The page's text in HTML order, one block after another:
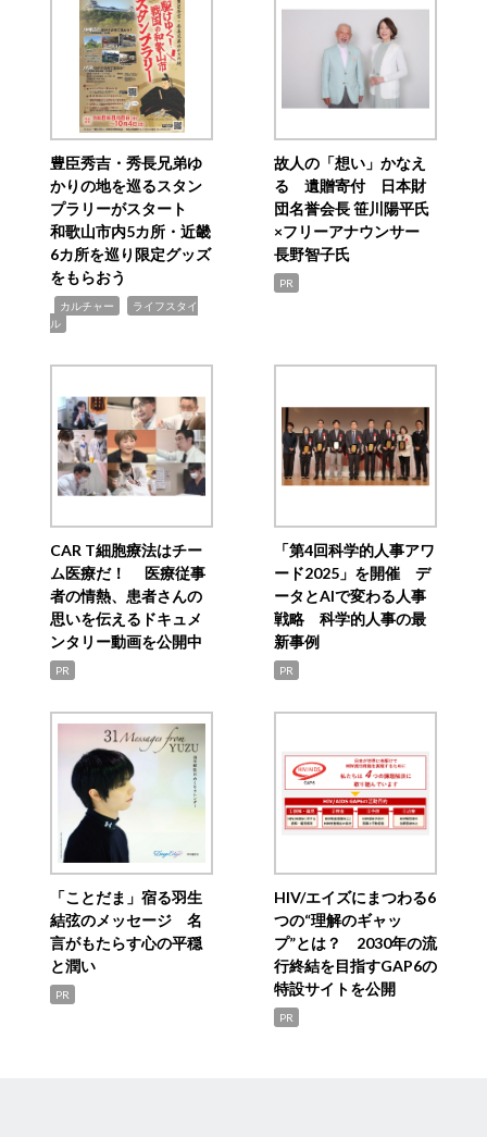
豊臣秀吉・秀長兄弟ゆ
かりの地を巡るスタン
プラリーがスタート
和歌山市内5カ所・近畿
6カ所を巡り限定グッズ
をもらおう
カルチャー
ライフスタイ
ル
故人の「想い」かなえ
る 遺贈寄付 日本財
団名誉会長 笹川陽平氏
×フリーアナウンサー
長野智子氏
PR
CAR T細胞療法はチー
ム医療だ！ 医療従事
者の情熱、患者さんの
思いを伝えるドキュメ
ンタリー動画を公開中
PR
「第4回科学的人事アワ
ード2025」を開催 デ
ータとAIで変わる人事
戦略 科学的人事の最
新事例
PR
「ことだま」宿る羽生
結弦のメッセージ 名
言がもたらす心の平穏
と潤い
PR
HIV/エイズにまつわる6
つの“理解のギャッ
プ”とは？ 2030年の流
行終結を目指すGAP6の
特設サイトを公開
PR